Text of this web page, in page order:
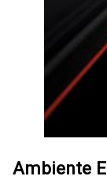
Ambiente